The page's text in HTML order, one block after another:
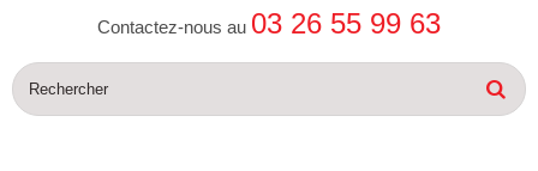
Contactez-nous au 03 26 55 99 63